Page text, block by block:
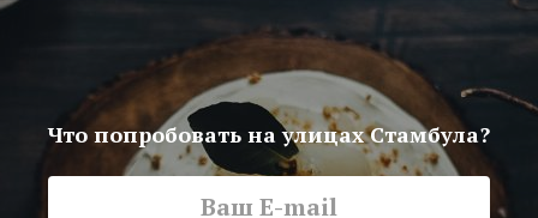
Что попробовать на улицах Стамбула?